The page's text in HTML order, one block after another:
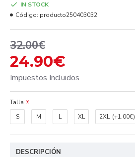
24.90€
32.00€
Impuestos Incluidos
IN STOCK
Código: producto250403032
Talla
S
M L XL 2XL (+1.00€)
DESCRIPCIÓN